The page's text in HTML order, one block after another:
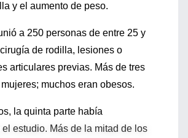
y el aumento de peso.
a 250 personas de entre 25 y
de rodilla, lesiones o
articulares previas. Más de tres
muchos eran obesos.
la quinta parte había
estudio. Más de la mitad de los